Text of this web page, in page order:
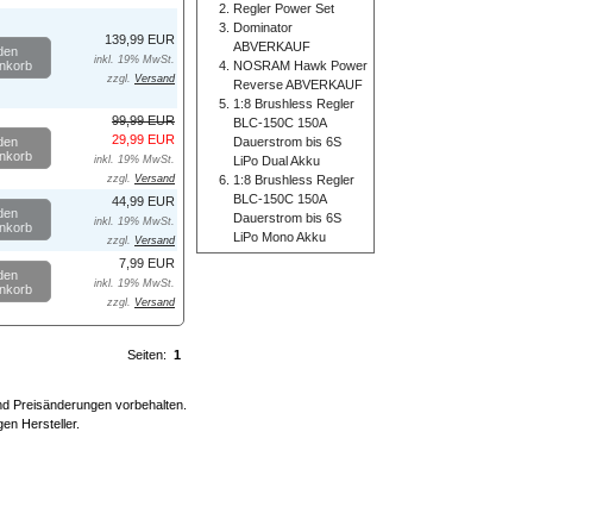
139,99 EUR
inkl. 19% MwSt.
zzgl. Versand
99,99 EUR
29,99 EUR
inkl. 19% MwSt.
zzgl. Versand
44,99 EUR
inkl. 19% MwSt.
zzgl. Versand
7,99 EUR
inkl. 19% MwSt.
zzgl. Versand
Seiten: 1
Regler Power Set
Dominator
ABVERKAUF
NOSRAM Hawk Power
Reverse ABVERKAUF
1:8 Brushless Regler
BLC-150C 150A
Dauerstrom bis 6S
LiPo Dual Akku
1:8 Brushless Regler
BLC-150C 150A
Dauerstrom bis 6S
LiPo Mono Akku
Preisänderungen vorbehalten.
Hersteller.